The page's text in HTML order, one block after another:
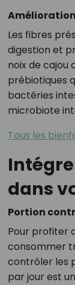
Les fibres
digestion et
noix de cajou
prébiotiques
bactéries
microbiote
Tous les
dans
Portion
Pour profiter
consommer
contrôler les
par jour est